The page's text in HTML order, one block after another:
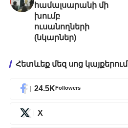
համալսարանի մի
խումբ
ուսանողների
(նկարներ)
Հետևեք մեզ սոց կայքերում
24.5K Followers
X